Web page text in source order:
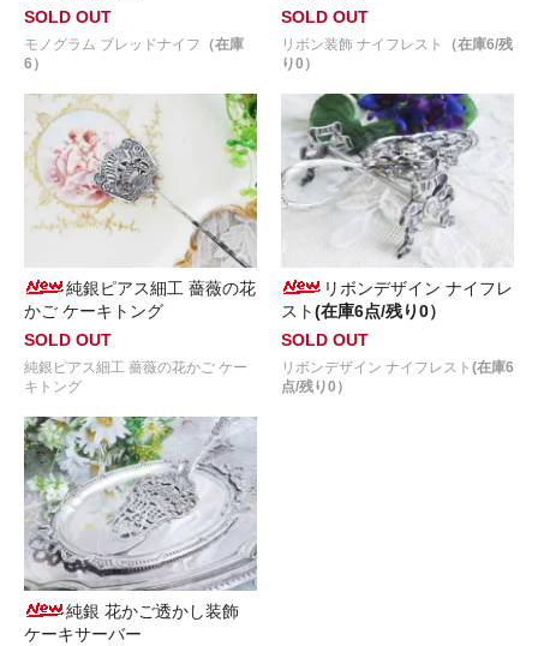
SOLD OUT
モノグラム ブレッドナイフ （在庫
6）
SOLD OUT
リボン装飾 ナイフレスト
（在庫6/残
り0）
純銀ピアス細工 薔薇の花
かご ケーキトング
SOLD OUT
純銀ピアス細工 薔薇の花かご ケー
キトング
リボンデザイン ナイフレ
スト(在庫6点/残り0）
SOLD OUT
リボンデザイン ナイフレスト (在庫6
点/残り0）
純銀 花かご透かし装飾
ケーキサーバー